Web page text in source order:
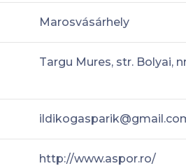
Marosvásárhely
Targu Mures, str. Bolyai,
http://www.aspor.ro/